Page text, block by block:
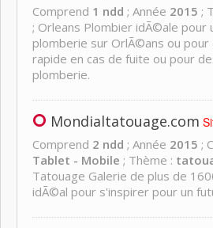
Comprend 1 ndd ; Année 2015 ;
; Orleans Plombier idÃ©ale pour
plomberie sur OrlÃ©ans ou pour
rapide en cas de fuite ou pour
plomberie.
Mondialtatouage.com
Comprend 2 ndd ; Année 2015 ;
Tablet - Mobile ; Thème :
Tatouage Galerie de plus de
idÃ©al pour s'inspirer pour un